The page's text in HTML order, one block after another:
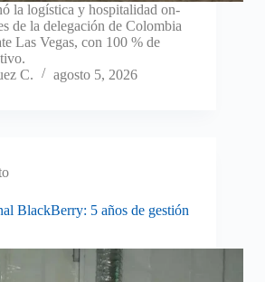
la logística y hospitalidad on-
de la delegación de Colombia
Las Vegas, con 100 % de
C.
agosto 5, 2026
BlackBerry: 5 años de gestión